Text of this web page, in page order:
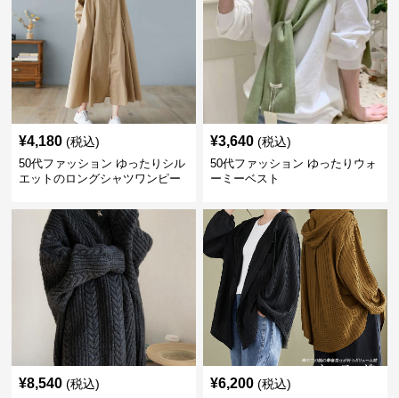
¥4,180 (税込)
50代ファッション ゆったりシル
エットのロングシャツワンピー
¥3,640 (税込)
50代ファッション ゆったりウォ
ーミーベスト
¥8,540 (税込) ¥6,200 (税込)